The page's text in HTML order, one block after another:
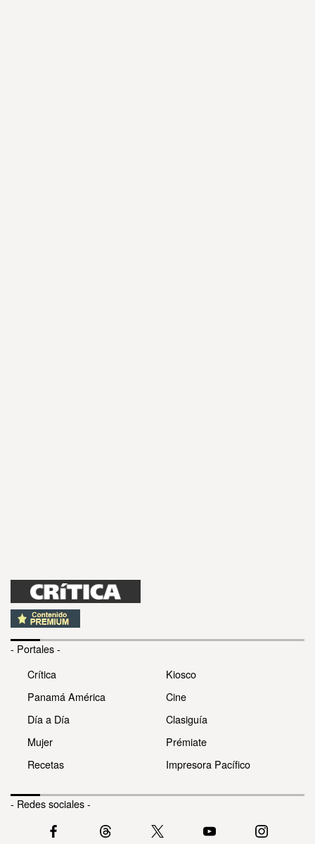
- Portales -
Crítica
Panamá América
Día a Día
Mujer
Recetas
Kiosco
Cine
Clasiguía
Prémiate
Impresora Pacífico
- Redes sociales -